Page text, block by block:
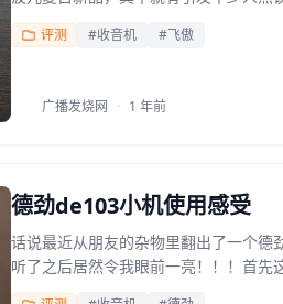
评测 #收音机 #飞傲
广播发烧网 · 1 年前
德劲de103小机使用感受
话说最近从朋友的杂物里翻出了一个
听了之后居然令我眼前一亮！！！首先